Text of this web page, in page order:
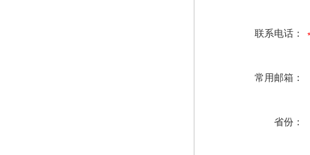
联系电话：
常用邮箱：
省份：